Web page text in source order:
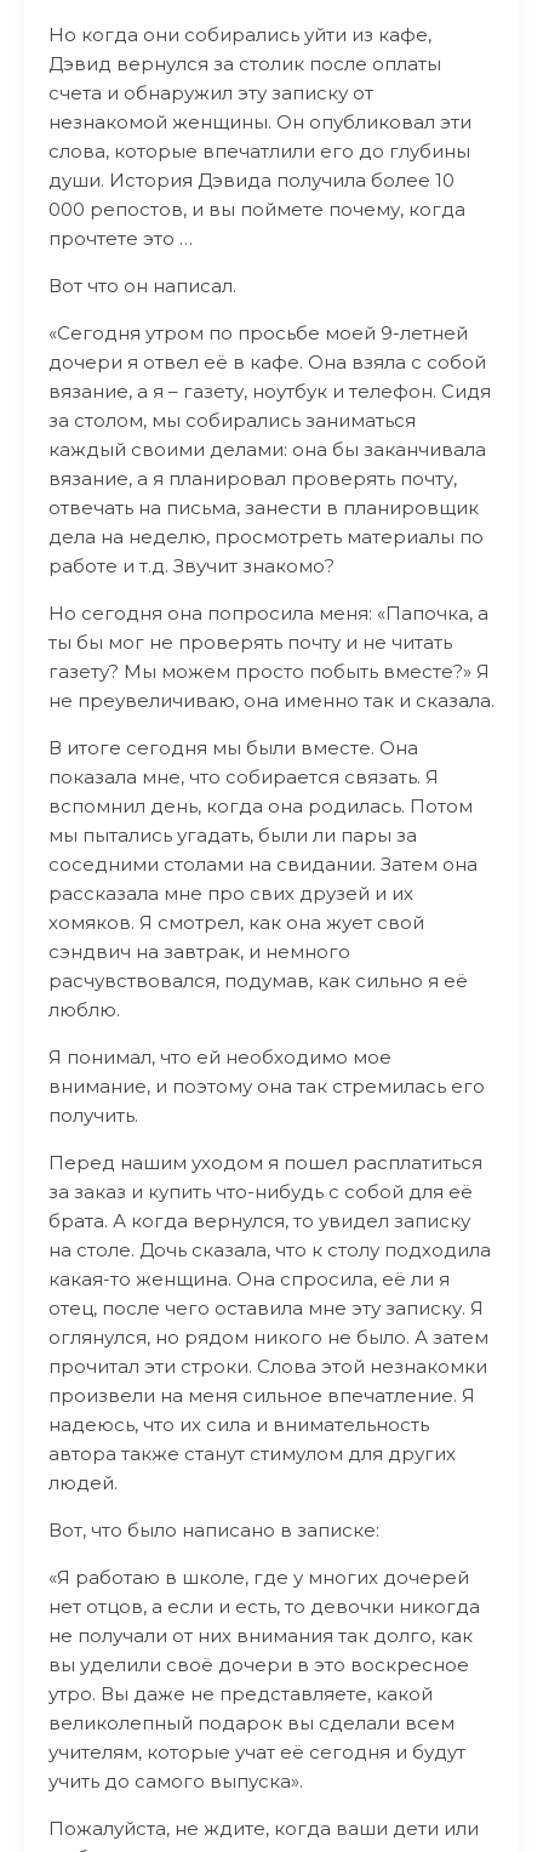
Но когда они собирались уйти из кафе,
Дэвид вернулся за столик после оплаты
счета и обнаружил эту записку от
незнакомой женщины. Он опубликовал эти
слова, которые впечатлили его до глубины
души. История Дэвида получила более 10
000 репостов, и вы поймете почему, когда
прочтете это …
Вот что он написал.
«Сегодня утром по просьбе моей 9-летней
дочери я отвел её в кафе. Она взяла с собой
вязание, а я – газету, ноутбук и телефон. Сидя
за столом, мы собирались заниматься
каждый своими делами: она бы заканчивала
вязание, а я планировал проверять почту,
отвечать на письма, занести в планировщик
дела на неделю, просмотреть материалы по
работе и т.д. Звучит знакомо?
Но сегодня она попросила меня: «Папочка, а
ты бы мог не проверять почту и не читать
газету? Мы можем просто побыть вместе?» Я
не преувеличиваю, она именно так и сказала.
В итоге сегодня мы были вместе. Она
показала мне, что собирается связать. Я
вспомнил день, когда она родилась. Потом
мы пытались угадать, были ли пары за
соседними столами на свидании. Затем она
рассказала мне про свих друзей и их
хомяков. Я смотрел, как она жует свой
сэндвич на завтрак, и немного
расчувствовался, подумав, как сильно я её
люблю.
Я понимал, что ей необходимо мое
внимание, и поэтому она так стремилась его
получить.
Перед нашим уходом я пошел расплатиться
за заказ и купить что-нибудь с собой для её
брата. А когда вернулся, то увидел записку
на столе. Дочь сказала, что к столу подходила
какая-то женщина. Она спросила, её ли я
отец, после чего оставила мне эту записку. Я
оглянулся, но рядом никого не было. А затем
прочитал эти строки. Слова этой незнакомки
произвели на меня сильное впечатление. Я
надеюсь, что их сила и внимательность
автора также станут стимулом для других
людей.
Вот, что было написано в записке:
«Я работаю в школе, где у многих дочерей
нет отцов, а если и есть, то девочки никогда
не получали от них внимания так долго, как
вы уделили своё дочери в это воскресное
утро. Вы даже не представляете, какой
великолепный подарок вы сделали всем
учителям, которые учат её сегодня и будут
учить до самого выпуска».
Пожалуйста, не ждите, когда ваши дети или